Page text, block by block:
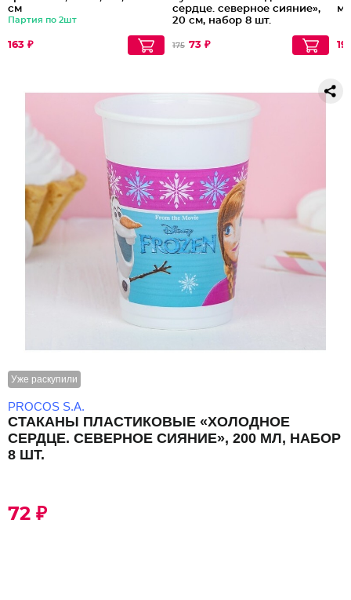
см
Партия по 2шт
163 ₽
сердце. северное сияние»,
20 см, набор 8 шт.
175 73 ₽
Уже раскупили
PROCOS S.A.
СТАКАНЫ ПЛАСТИКОВЫЕ «ХОЛОДНОЕ
СЕРДЦЕ. СЕВЕРНОЕ СИЯНИЕ», 200 МЛ, НАБОР
8 ШТ.
72 ₽